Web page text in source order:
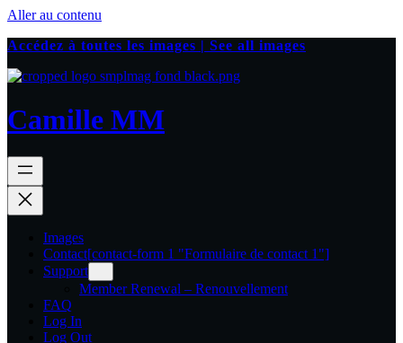
Aller au contenu
Accédez à toutes les images | See all images
Camille MM
Images
Contact[contact-form 1 "Formulaire de contact 1"]
Support
Member Renewal – Renouvellement
FAQ
Log In
Log Out